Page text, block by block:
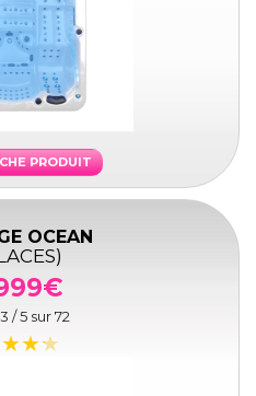
PRODUIT
OCEAN
/ 5 sur72